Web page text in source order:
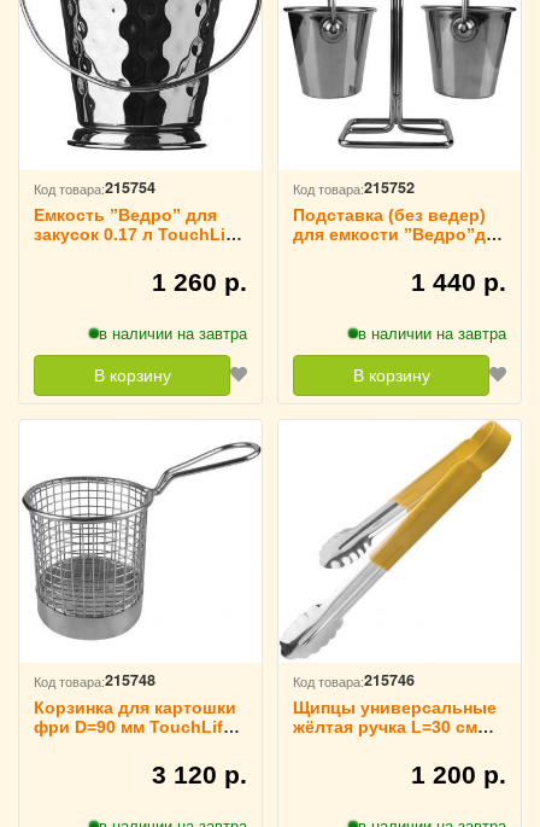
Код товара:215754
Емкость ”Ведро” для
закусок 0.17 л TouchLife,
1 260 р.
в наличии на завтра
В корзину
Код товара:215752
Подставка (без ведер)
для емкости ”Ведро”для
TouchLife, 2139571 440 р.
в наличии на завтра
В корзину
Код товара:215748
Корзинка для картошки
фри D=90 мм TouchLife,
3 120 р.
Код товара:215746
Щипцы универсальные
жёлтая ручка L=30 см
1 200 р.